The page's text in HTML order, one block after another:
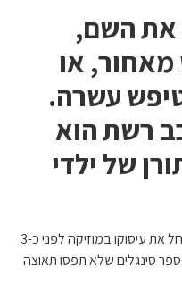
את השם,
או
עשרה.
רשת הוא
של ילדי
מיליונדי (דולב ברששת) בן 22 מנתניה, החל את עיסוקו במוזיקה לפני כ-3
סינגלים שלא תפסו תאוצה